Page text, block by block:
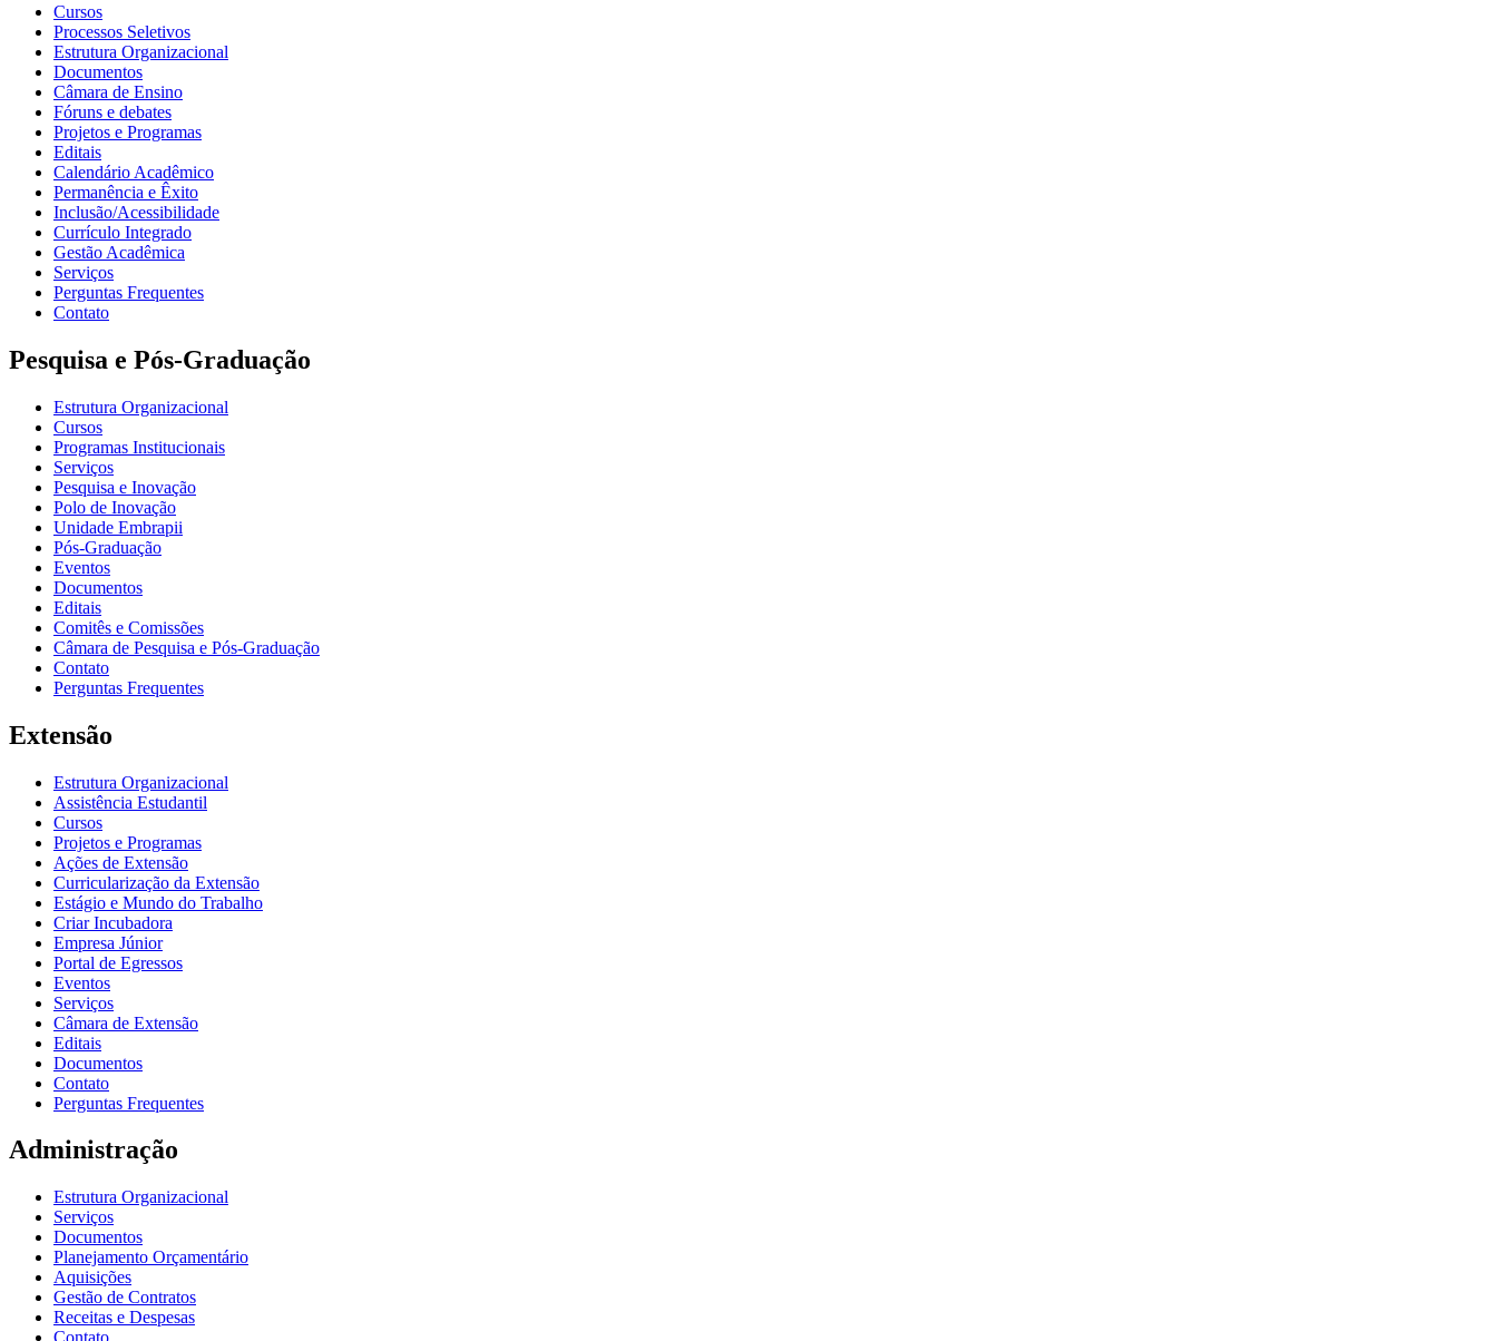
Cursos
Processos Seletivos
Estrutura Organizacional
Documentos
Câmara de Ensino
Fóruns e debates
Projetos e Programas
Editais
Calendário Acadêmico
Permanência e Êxito
Inclusão/Acessibilidade
Currículo Integrado
Gestão Acadêmica
Serviços
Perguntas Frequentes
Contato
Pesquisa e Pós-Graduação
Estrutura Organizacional
Cursos
Programas Institucionais
Serviços
Pesquisa e Inovação
Polo de Inovação
Unidade Embrapii
Pós-Graduação
Eventos
Documentos
Editais
Comitês e Comissões
Câmara de Pesquisa e Pós-Graduação
Contato
Perguntas Frequentes
Extensão
Estrutura Organizacional
Assistência Estudantil
Cursos
Projetos e Programas
Ações de Extensão
Curricularização da Extensão
Estágio e Mundo do Trabalho
Criar Incubadora
Empresa Júnior
Portal de Egressos
Eventos
Serviços
Câmara de Extensão
Editais
Documentos
Contato
Perguntas Frequentes
Administração
Estrutura Organizacional
Serviços
Documentos
Planejamento Orçamentário
Aquisições
Gestão de Contratos
Receitas e Despesas